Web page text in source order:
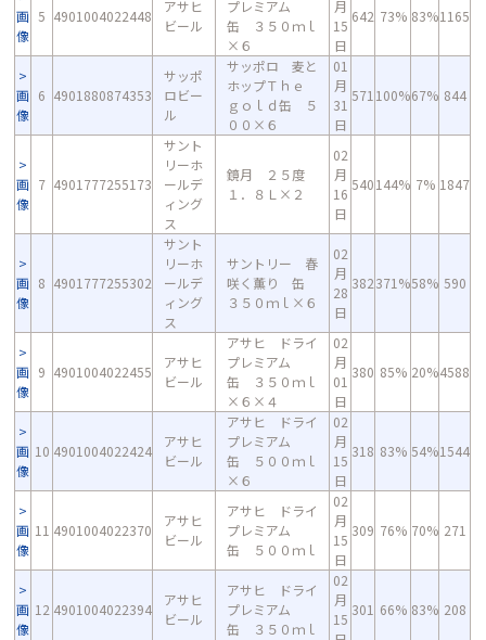
画
像
5 4901004022448
アサヒ
ビール
プレミアム
缶 ３５０ｍｌ
×６
月
15
日
642 73% 83%1165
画
像
6 4901880874353
サッポ
ロビー
ル
サッポロ 麦と
ホップＴｈｅ
ｇｏｌｄ缶 ５
００×６
01
月
31
日
571 100%67% 844
画
像
7 4901777255173
サント
リーホ
ールデ
ィング
ス
鏡月 ２５度
１．８Ｌ×２
02
月
16
日
540144% 7% 1847
画
像
8 4901777255302
サント
リーホ
ールデ
ィング
ス
サントリー 春
咲く薫り 缶
３５０ｍｌ×６
02
月
28
日
382371%58% 590
画
像
9 4901004022455
アサヒ
ビール
アサヒ ドライ
プレミアム
缶 ３５０ｍｌ
×６×４
02
月
01
日
380 85% 20%4588
画
像
10 4901004022424
アサヒ
ビール
アサヒ ドライ
プレミアム
缶 ５００ｍｌ
×６
02
月
15
日
318 83% 54%1544
画
像
11 4901004022370
アサヒ
ビール
アサヒ ドライ
プレミアム
缶 ５００ｍｌ
02
月
15
日
309 76% 70% 271
画
像
12 4901004022394
アサヒ
ビール
アサヒ ドライ
プレミアム
缶 ３５０ｍｌ
02
月
15
301 66% 83% 208